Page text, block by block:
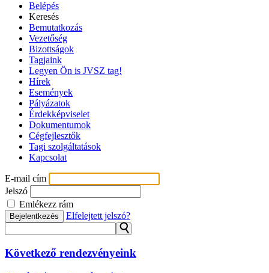
Belépés
Keresés
Bemutatkozás
Vezetőség
Bizottságok
Tagjaink
Legyen Ön is JVSZ tag!
Hírek
Események
Pályázatok
Érdekképviselet
Dokumentumok
Cégfejlesztők
Tagi szolgáltatások
Kapcsolat
E-mail cím
Jelszó
Emlékezz rám
Bejelentkezés Elfelejtett jelszó?
⚲
Következő rendezvényeink